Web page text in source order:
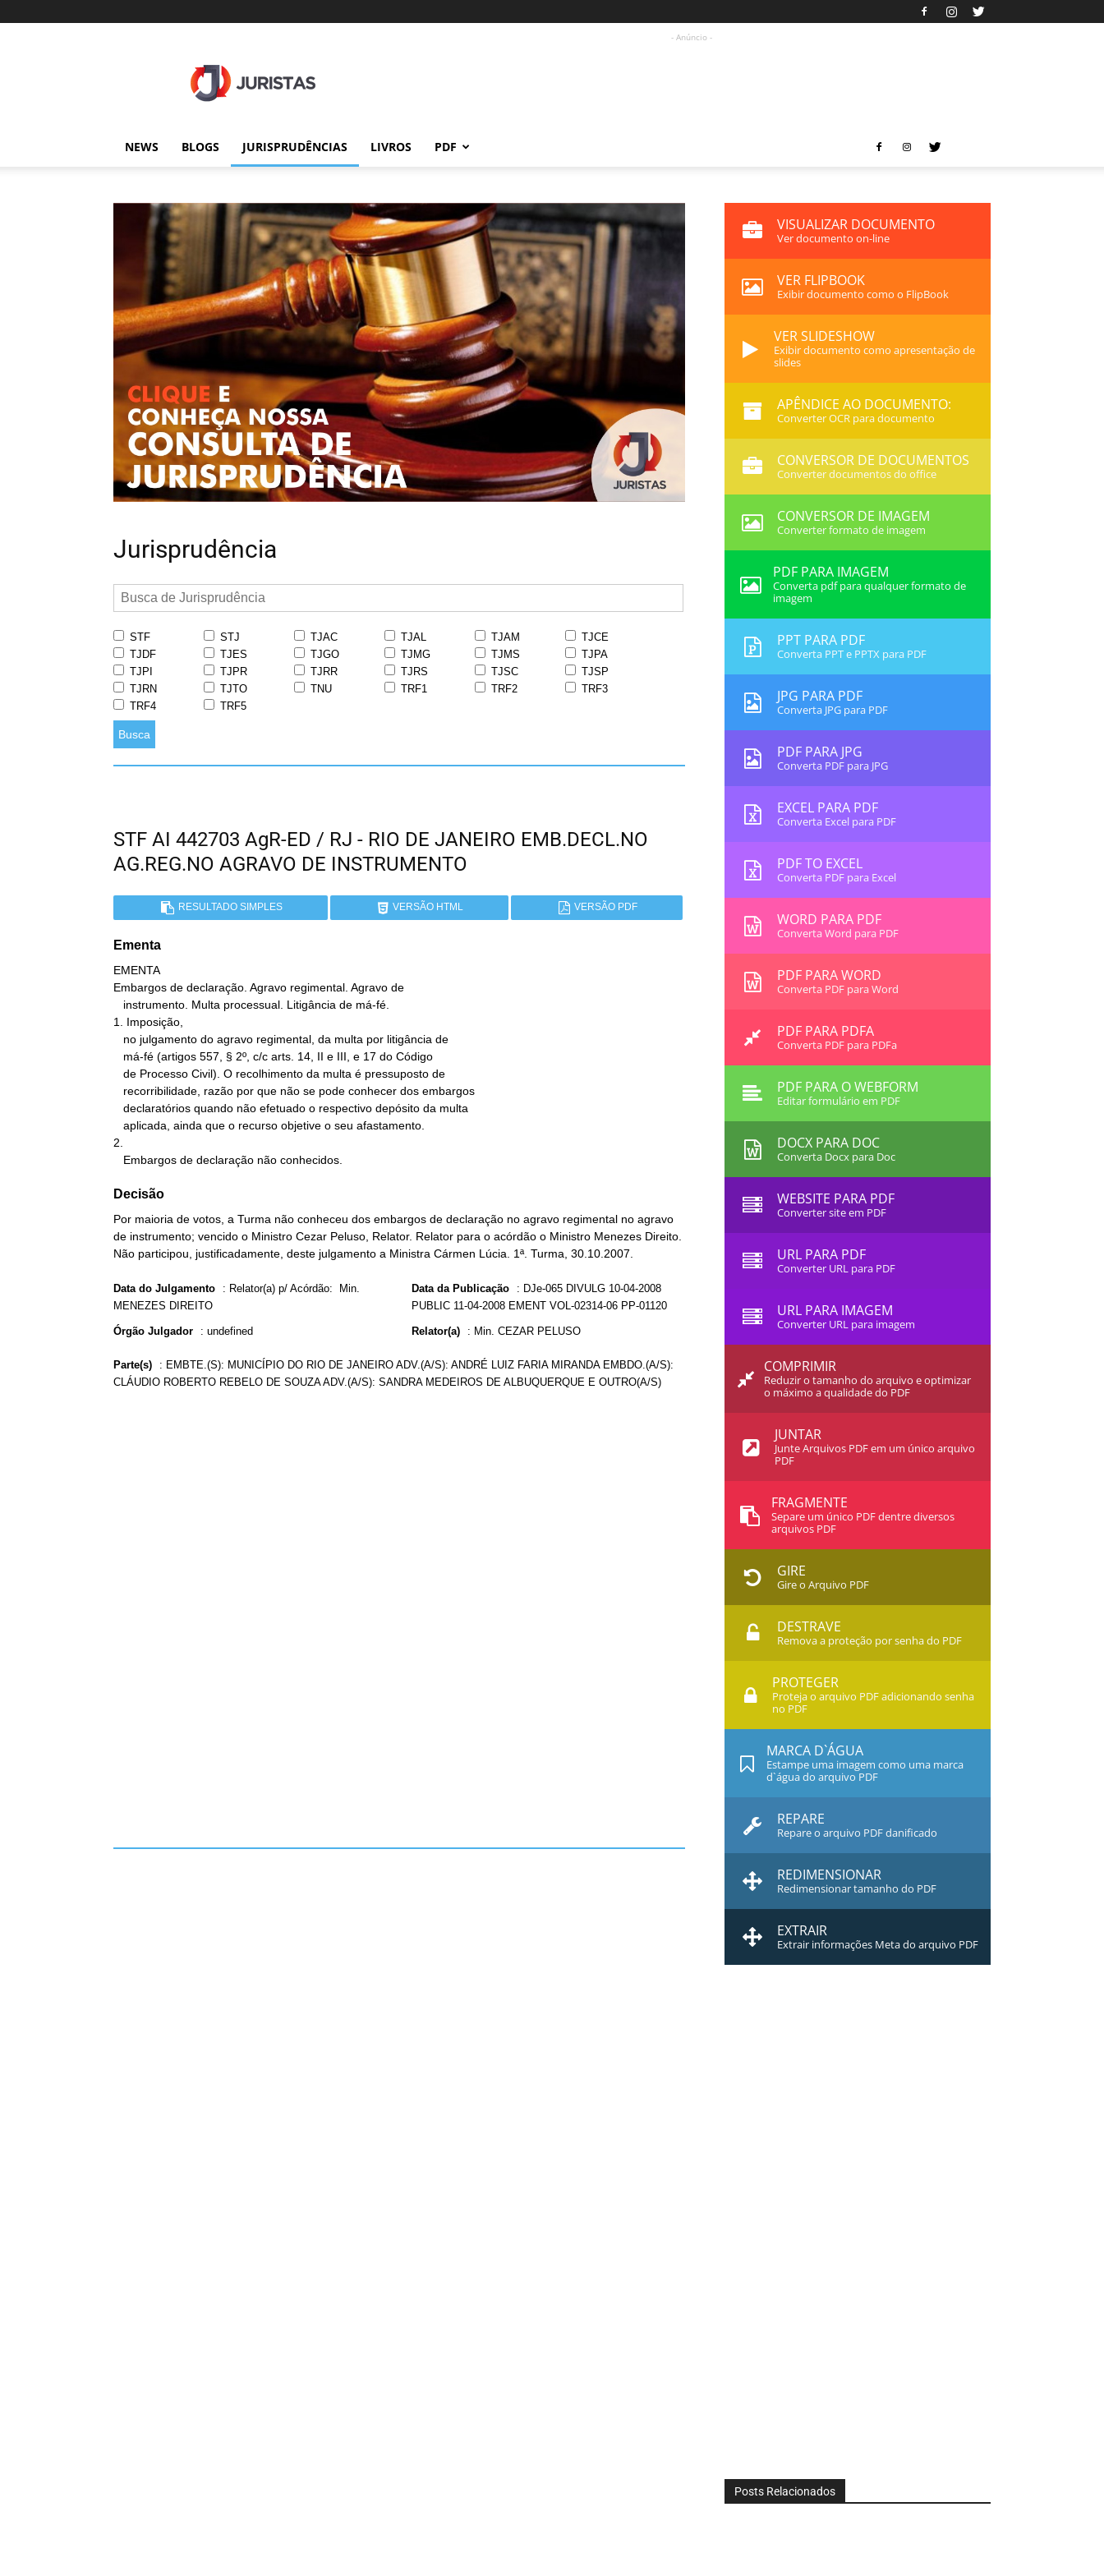
- Anúncio -
NEWS BLOGS JURISPRUDÊNCIAS LIVROS PDF
Jurisprudência
STF STJ TJAC TJAL TJAM
TJCE
TJDF
TJES TJGO TJMG TJMS
TJPA
TJPI
TJPR TJRR TJRS TJSC
TJSP
TJRN
TJTO TNU TRF1 TRF2
TRF3
TRF4
TRF5
Busca
STF AI 442703 AgR-ED / RJ - RIO DE JANEIRO EMB.DECL.NO
AG.REG.NO AGRAVO DE INSTRUMENTO
RESULTADO SIMPLES VERSÃO HTML VERSÃO PDF
Ementa
EMENTA
Embargos de declaração. Agravo regimental. Agravo de
1. Imposição,
2.
   Embargos de declaração não conhecidos.
Decisão
Por maioria de votos, a Turma não conheceu dos embargos de declaração no agravo regimental no agravo
de instrumento; vencido o Ministro Cezar Peluso, Relator. Relator para o acórdão o Ministro Menezes Direito.
Não participou, justificadamente, deste julgamento a Ministra Cármen Lúcia. 1ª. Turma, 30.10.2007.
Data do Julgamento : Relator(a) p/ Acórdão: Min.
MENEZES DIREITO
Data da Publicação : DJe-065 DIVULG 10-04-2008
PUBLIC 11-04-2008 EMENT VOL-02314-06 PP-01120
Órgão Julgador : undefined Relator(a) : Min. CEZAR PELUSO
Parte(s) : EMBTE.(S): MUNICÍPIO DO RIO DE JANEIRO ADV.(A/S): ANDRÉ LUIZ FARIA MIRANDA EMBDO.(A/S):
CLÁUDIO ROBERTO REBELO DE SOUZA ADV.(A/S): SANDRA MEDEIROS DE ALBUQUERQUE E OUTRO(A/S)
VISUALIZAR DOCUMENTO
Ver documento on-line
VER FLIPBOOK
Exibir documento como o FlipBook
VER SLIDESHOW
Exibir documento como apresentação de
slides
APÊNDICE AO DOCUMENTO:
Converter OCR para documento
CONVERSOR DE DOCUMENTOS
Converter documentos do office
CONVERSOR DE IMAGEM
Converter formato de imagem
PDF PARA IMAGEM
Converta pdf para qualquer formato de
imagem
PPT PARA PDF
Converta PPT e PPTX para PDF
JPG PARA PDF
Converta JPG para PDF
PDF PARA JPG
Converta PDF para JPG
EXCEL PARA PDF
Converta Excel para PDF
PDF TO EXCEL
Converta PDF para Excel
WORD PARA PDF
Converta Word para PDF
PDF PARA WORD
Converta PDF para Word
PDF PARA PDFA
Converta PDF para PDFa
PDF PARA O WEBFORM
Editar formulário em PDF
DOCX PARA DOC
Converta Docx para Doc
WEBSITE PARA PDF
Converter site em PDF
URL PARA PDF
Converter URL para PDF
URL PARA IMAGEM
Converter URL para imagem
COMPRIMIR
Reduzir o tamanho do arquivo e optimizar
o máximo a qualidade do PDF
JUNTAR
Junte Arquivos PDF em um único arquivo
PDF
FRAGMENTE
Separe um único PDF dentre diversos
arquivos PDF
GIRE
Gire o Arquivo PDF
DESTRAVE
Remova a proteção por senha do PDF
PROTEGER
Proteja o arquivo PDF adicionando senha
no PDF
MARCA D`ÁGUA
Estampe uma imagem como uma marca
d`água do arquivo PDF
REPARE
Repare o arquivo PDF danificado
REDIMENSIONAR
Redimensionar tamanho do PDF
EXTRAIR
Extrair informações Meta do arquivo PDF
Posts Relacionados